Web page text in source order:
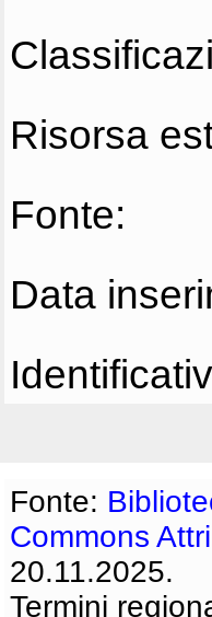
Risorsa
Fonte:
Data
Fonte:
Commons
20.11.2025.
Termini